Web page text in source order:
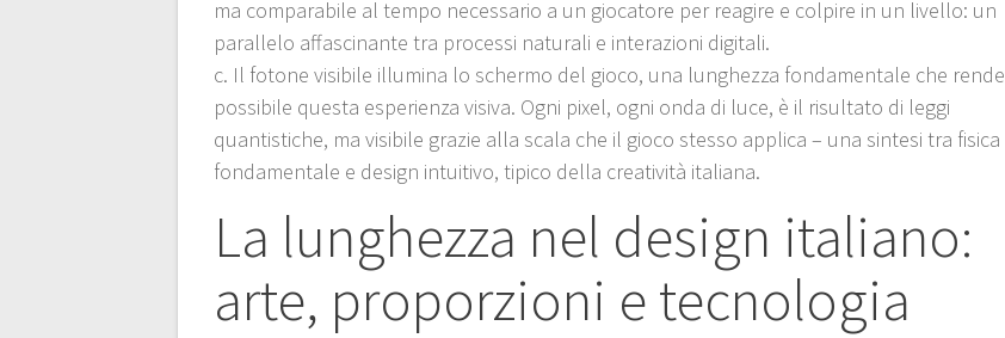
ma comparabile al tempo necessario a un giocatore per reagire e colpire in un livello: un
parallelo affascinante tra processi naturali e interazioni digitali.
c. Il fotone visibile illumina lo schermo del gioco, una lunghezza fondamentale che rende
possibile questa esperienza visiva. Ogni pixel, ogni onda di luce, è il risultato di leggi
quantistiche, ma visibile grazie alla scala che il gioco stesso applica – una sintesi tra fisica
fondamentale e design intuitivo, tipico della creatività italiana.
La lunghezza nel design italiano:
arte, proporzioni e tecnologia